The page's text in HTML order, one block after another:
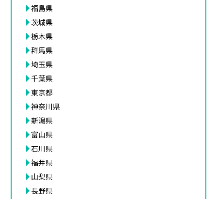
福島県
茨城県
栃木県
群馬県
埼玉県
千葉県
東京都
神奈川県
新潟県
富山県
石川県
福井県
山梨県
長野県